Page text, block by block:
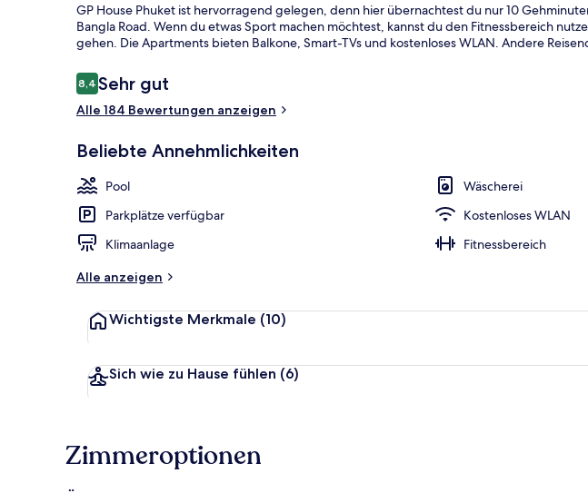
GP House Phuket ist hervorragend gelegen, denn hier übernachtest du nur 10
Bangla Road. Wenn du etwas Sport machen möchtest, kannst du den Fitnessbereich
gehen. Die Apartments bieten Balkone, Smart-TVs und kostenloses WLAN. Andere
Bewertungen
8,48,4 von 10.
Sehr gut
Alle 184 Bewertungen anzeigen
Beliebte Annehmlichkeiten
Pool
Wäscherei
Parkplätze verfügbar
Kostenloses WLAN
Klimaanlage
Fitnessbereich
Alle anzeigen
Wichtigste Merkmale (10)
Sich wie zu Hause fühlen (6)
Zimmeroptionen